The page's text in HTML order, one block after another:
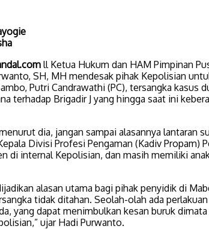
ll Ketua Hukum dan HAM Pimpinan
SH, MH mendesak pihak Kepolisian
Putri Candrawathi (PC), tersangka kasus
terhadap Brigadir J yang hingga saat ini
dia, jangan sampai alasannya lantaran
Divisi Profesi Pengaman (Kadiv Propam)
di internal Kepolisian, dan masih memiliki
alasan utama bagi pihak penyidik di
tidak ditahan. Seolah-olah ada
yang dapat menimbulkan kesan buruk
ujar Hadi Purwanto.